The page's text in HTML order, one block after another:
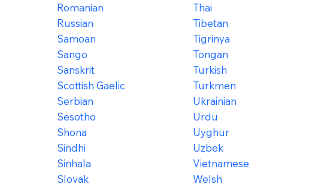
Romanian
Russian
Samoan
Sango
Sanskrit
Scottish Gaelic
Serbian
Sesotho
Shona
Sindhi
Sinhala
Slovak
Thai
Tibetan
Tigrinya
Tongan
Turkish
Turkmen
Ukrainian
Urdu
Uyghur
Uzbek
Vietnamese
Welsh